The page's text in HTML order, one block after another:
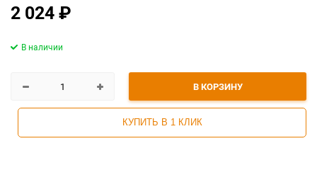
2 024₽
В КОРЗИНУ
КУПИТЬ В 1 КЛИК
В наличии